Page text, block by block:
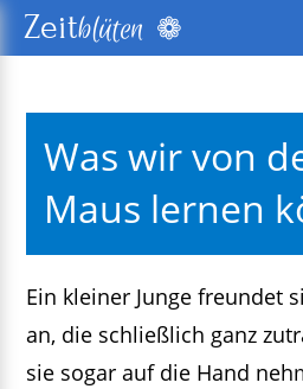
Zeitblüten ❁
Was wir von
Maus lernen
Ein kleiner Junge freundet
an, die schließlich ganz
sie sogar auf die Hand